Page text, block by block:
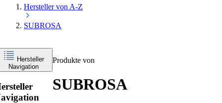
Hersteller von A-Z
SUBROSA
Hersteller
Navigation
Produkte von
SUBROSA